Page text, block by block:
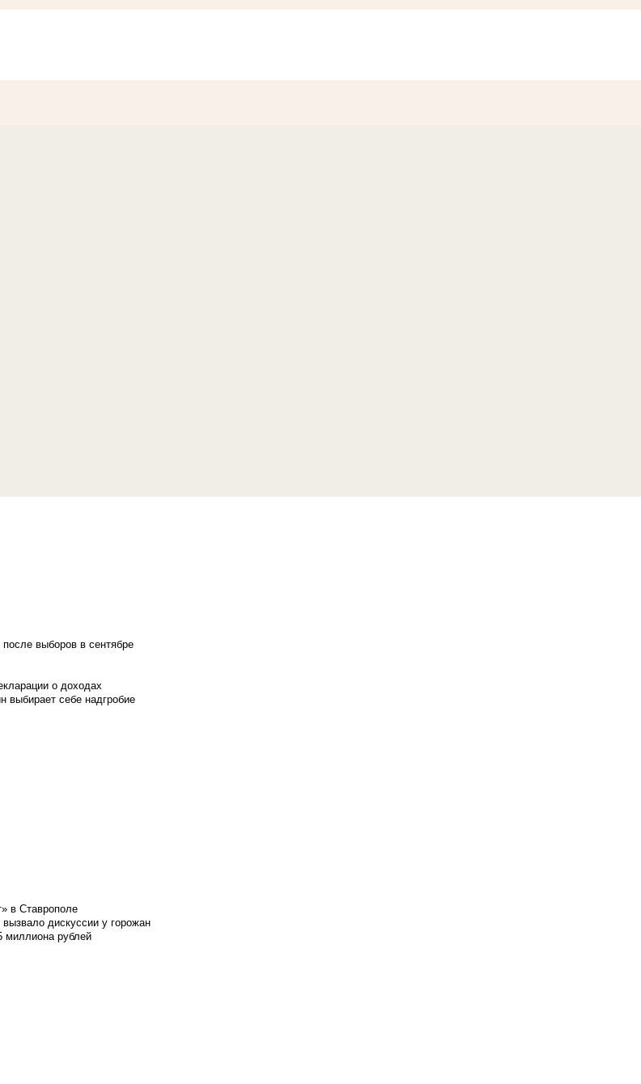
выборов в сентябре
о доходах
себе надгробие
в Ставрополе
дискуссии у горожан
миллиона рублей